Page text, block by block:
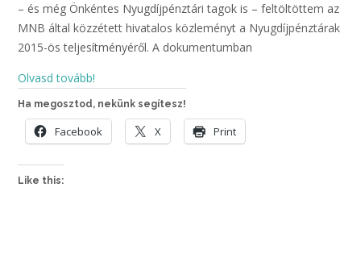
– és még Önkéntes Nyugdíjpénztári tagok is – feltöltöttem az
MNB által közzétett hivatalos közleményt a Nyugdíjpénztárak
2015-ös teljesítményéről. A dokumentumban
Olvasd tovább!
Ha megosztod, nekünk segítesz!
Facebook X Print
Like this: